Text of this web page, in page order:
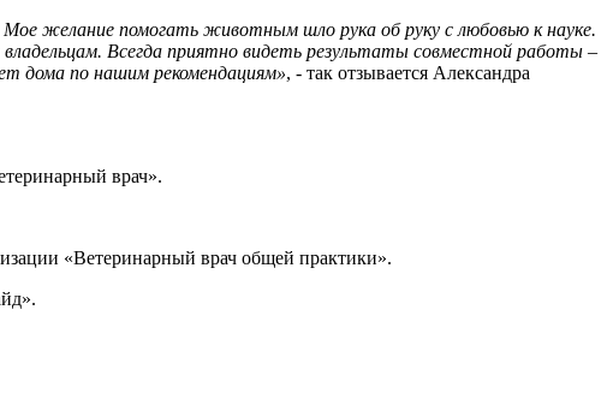
Мое желание помогать животным шло рука об руку с любовью к науке.
Всегда приятно видеть результаты совместной работы –
дома по нашим рекомендациям», - так отзывается Александра
врач».
«Ветеринарный врач общей практики».